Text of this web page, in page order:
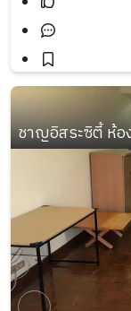
ชาญอิสระซิตี้ ห้อ